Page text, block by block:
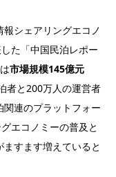
シェアリングエコノ
た「中国民泊レポー
市場規模145億元
者と200万人の運営者
連のプラットフォー
グエコノミーの普及と
すます増えていると